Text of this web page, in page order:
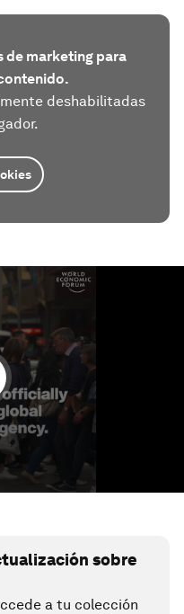
de marketing para
deshabilitadas
sobre
a tu colección